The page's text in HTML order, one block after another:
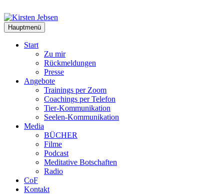
Inhalt
springen
Hauptmenü
Start
Zu mir
Rückmeldungen
Presse
Angebote
Trainings per Zoom
Coachings per Telefon
Tier-Kommunikation
Seelen-Kommunikation
Media
BÜCHER
Filme
Podcast
Meditative Botschaften
Radio
CoF
Kontakt